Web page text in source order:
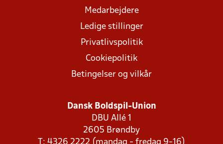
Medarbejdere
Ledige stillinger
Privatlivspolitik
Cookiepolitik
Betingelser og vilkår
Dansk Boldspil-Union
DBU Allé 1
2605 Brøndby